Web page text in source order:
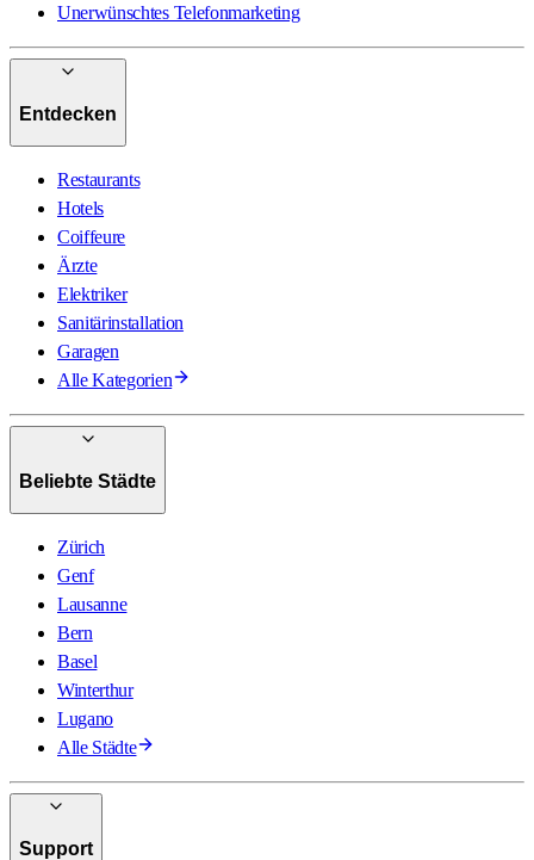
Unerwünschtes Telefonmarketing
Entdecken
Restaurants
Hotels
Coiffeure
Ärzte
Elektriker
Sanitärinstallation
Garagen
Alle Kategorien
Beliebte Städte
Zürich
Genf
Lausanne
Bern
Basel
Winterthur
Lugano
Alle Städte
Support